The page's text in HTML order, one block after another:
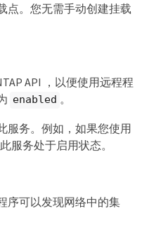
点。您无需手动创建挂载
API ，以便使用远程程
enabled 。
服务。例如，如果您使用
服务处于启用状态。
序可以发现网络中的集